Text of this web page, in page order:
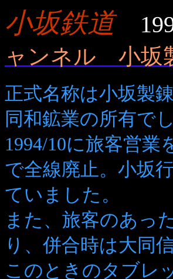
小坂鉄道
ャンネル 小坂
正式名称は小坂製
同和鉱業の所有でし
1994/10に旅客営
で全線廃止。小坂
ていました。
また、旅客のあっ
り、併合時は大同
このときのタブレ